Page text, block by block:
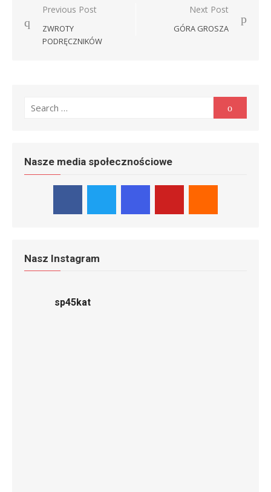
Nawigacja
wpisu
Previous Post
ZWROTY
PODRĘCZNIKÓW
Next Post
GÓRA GROSZA
for:
Nasze media społecznościowe
Nasz Instagram
sp45kat